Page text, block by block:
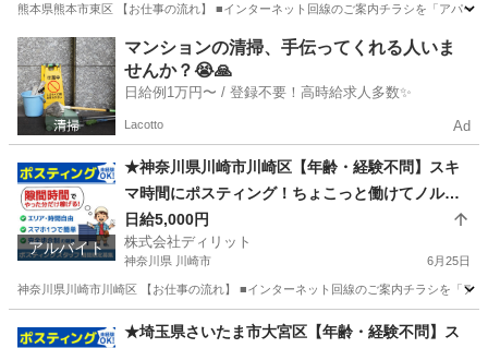
熊本県熊本市東区 【お仕事の流れ】 ■インターネット回線のご案内チラシを「アパ
熊本 熊本市 ポスティング スタッフ
マンションの清掃、手伝ってくれる人いま
せんか？😭🙏
日給例1万円〜 / 登録不要！高時給求人多数✨
Lacotto Ad
アルバイト
★神奈川県川崎市川崎区【年齢・経験不問】スキ
マ時間にポスティング！ちょこっと働けてノルマ
なし、LINEのみで登録完了！ウォーキング好きに
も好評≪業務委託求人≫
日給5,000円
株式会社ディリット
神奈川県 川崎市 6月25日
神奈川県川崎市川崎区 【お仕事の流れ】 ■インターネット回線のご案内チラシを「
ポスティング スタッフ
★埼玉県さいたま市大宮区【年齢・経験不問】ス